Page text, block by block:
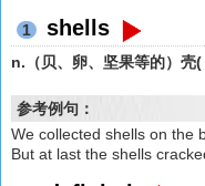
1 shells
n.（贝、卵、坚果等的）壳
参考例句：
We collected shells on the
But at last the shells